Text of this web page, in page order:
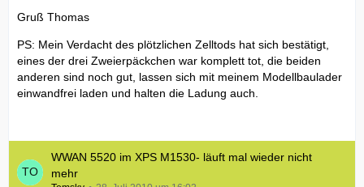
Gruß Thomas
PS: Mein Verdacht des plötzlichen Zelltods hat sich bestätigt,
eines der drei Zweierpäckchen war komplett tot, die beiden
anderen sind noch gut, lassen sich mit meinem Modellbaulader
einwandfrei laden und halten die Ladung auch.
WWAN 5520 im XPS M1530- läuft mal wieder nicht
mehr